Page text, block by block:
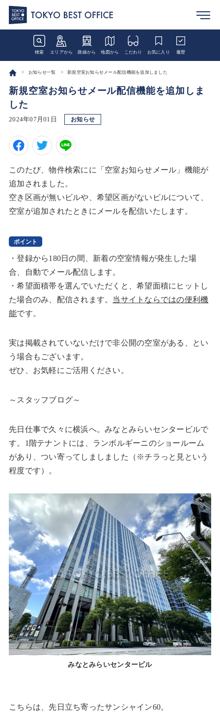
検索 エリアから 路線から 地図から こだわり お気に入り 履歴
お知らせ一覧 新規空室お知らせメール配信機能を追加しました
新規空室お知らせメール配信機能を追加しま
した
2024年07月01日 お知らせ
このたび、物件検索にに「空室お知らせメール」機能が
追加されました。
空き区画が無いビルや、希望区画がないビルについて、
空室が追加されたときにメールを配信いたします。
ポイント
・登録から180日の間、新着の空室情報が発生した場
合、自動でメール配信します。
・希望面積帯を選んでいただくと、希望面積にヒットし
た場合のみ、配信されます。 当サイトならではの便利機
能です。
実は掲載されていないだけで非公開の空室がある、とい
う場合もございます。
ぜひ、お気軽にご活用ください。
～スタッフブログ～
先日仕事で久々に横浜へ。みなとみらいセンタービルで
す。1階テナントには、ランボルギーニのショールーム
があり、つい寄ってしましました（※チラっと見という
程度です）。
みなとみらいセンタービル
こちらは、先日立ち寄ったサンシャイン60。